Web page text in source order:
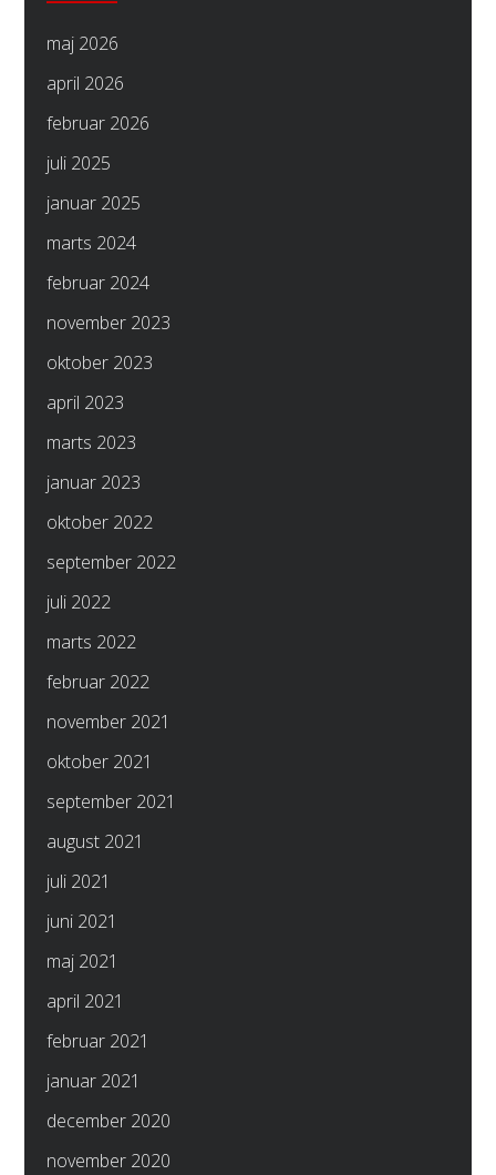
maj 2026
april 2026
februar 2026
juli 2025
januar 2025
marts 2024
februar 2024
november 2023
oktober 2023
april 2023
marts 2023
januar 2023
oktober 2022
september 2022
juli 2022
marts 2022
februar 2022
november 2021
oktober 2021
september 2021
august 2021
juli 2021
juni 2021
maj 2021
april 2021
februar 2021
januar 2021
december 2020
november 2020